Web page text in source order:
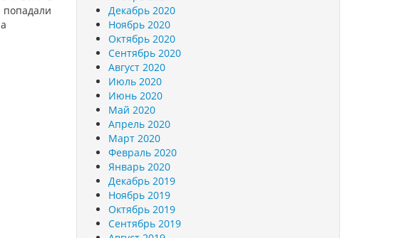
Декабрь 2020
Ноябрь 2020
Октябрь 2020
Сентябрь 2020
Август 2020
Июль 2020
Июнь 2020
Май 2020
Апрель 2020
Март 2020
Февраль 2020
Январь 2020
Декабрь 2019
Ноябрь 2019
Октябрь 2019
Сентябрь 2019